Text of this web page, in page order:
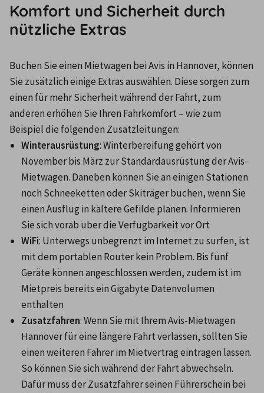
Komfort und Sicherheit durch
nützliche Extras
Buchen Sie einen Mietwagen bei Avis in Hannover, können
Sie zusätzlich einige Extras auswählen. Diese sorgen zum
einen für mehr Sicherheit während der Fahrt, zum
anderen erhöhen Sie Ihren Fahrkomfort – wie zum
Beispiel die folgenden Zusatzleitungen:
Winterausrüstung: Winterbereifung gehört von
November bis März zur Standardausrüstung der Avis-
Mietwagen. Daneben können Sie an einigen Stationen
noch Schneeketten oder Skiträger buchen, wenn Sie
einen Ausflug in kältere Gefilde planen. Informieren
Sie sich vorab über die Verfügbarkeit vor Ort
WiFi: Unterwegs unbegrenzt im Internet zu surfen, ist
mit dem portablen Router kein Problem. Bis fünf
Geräte können angeschlossen werden, zudem ist im
Mietpreis bereits ein Gigabyte Datenvolumen
enthalten
Zusatzfahren: Wenn Sie mit Ihrem Avis-Mietwagen
Hannover für eine längere Fahrt verlassen, sollten Sie
einen weiteren Fahrer im Mietvertrag eintragen lassen.
So können Sie sich während der Fahrt abwechseln.
Dafür muss der Zusatzfahrer seinen Führerschein bei